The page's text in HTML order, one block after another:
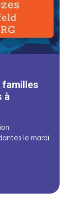
familles
à
le mardi